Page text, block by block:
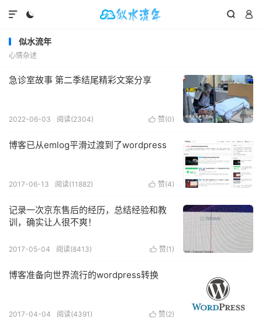
  

似水流年
心情杂述
急诊室故事 第二季结尾精彩文案分享
 赞(0)
2022-06-03 阅读(2304)
博客已从emlog平滑过渡到了wordpress
 赞(4)
2017-06-13 阅读(11882)
记录一次京东售后的经历，总结经验和教
训，确实让人很不爽！
 赞(1 )
2017-05-04 阅读(8413)
博客准备向世界流行的wordpress转换
 赞(2)
2017-04-04 阅读(4391 )